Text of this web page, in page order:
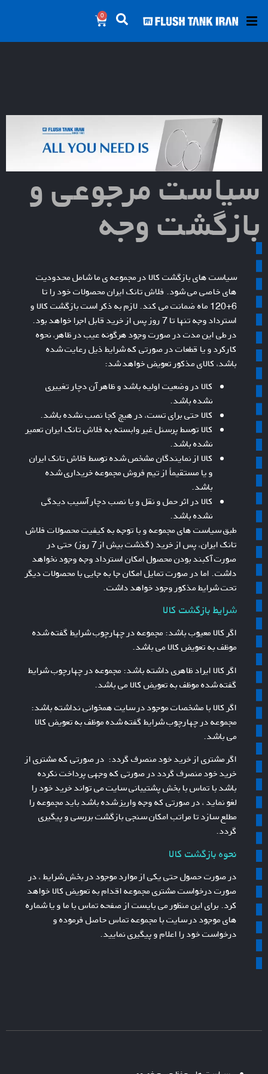
0
سیاست مرجوعی و
بازگشت وجه
سیاست های بازگشت کالا در مجموعه ی ما شامل محدودیت
های خاصی می شود. فلاش تانک ایران محصولات خود را تا
6+120 ماه ضمانت می کند. لازم به ذکر است بازگشت کالا و
استرداد وجه تنها تا 7 روز پس از خرید قابل اجرا خواهد بود.
در طی این مدت در صورت وجود هرگونه عیب در ظاهر، نحوه
کارکرد و یا قطعات در صورتی که شرایط ذیل رعایت شده
باشد، کالای مذکور تعویض خواهد شد:
کالا در وضعیت اولیه باشد و ظاهر آن دچار تغییری
نشده باشد.
کالا حتی برای تست، در هیچ کجا نصب نشده باشد.
کالا توسط پرسنل غیر وابسته به فلاش تانک ایران تعمیر
نشده باشد.
کالا از نمایندگان مشخص شده توسط فلاش تانک ایران
و یا مستقیماً از تیم فروش مجموعه خریداری شده
باشد.
کالا در اثر حمل و نقل و یا نصب دچار آسیب دیدگی
نشده باشد.
طبق سیاست های مجموعه و با توجه به کیفیت محصولات فلاش
تانک ایران، پس از خرید (گذشت بیش از 7 روز) حتی در
صورت آکبند بودن محصول امکان استرداد وجه وجود نخواهد
داشت. اما در صورت تمایل امکان جا به جایی با محصولات دیگر
تحت شرایط مذکور وجود خواهد داشت.
شرایط بازگشت کالا
اگر کالا معیوب باشد: مجموعه در چهارچوب شرایط گفته شده
موظف به تعویض کالا می باشد.
اگر کالا ایراد ظاهری داشته باشد: مجموعه در چهارچوب شرایط
گفته شده موظف به تعویض کالا می باشد.
اگر کالا با مشخصات موجود در سایت همخوانی نداشته باشد:
مجموعه در چهارچوب شرایط گفته شده موظف به تعویض کالا
می باشد.
اگر مشتری از خرید خود منصرف گردد: در صورتی که مشتری از
خرید خود منصرف گردد در صورتی که وجهی پرداخت نکرده
باشد با تماس با بخش پشتیبانی سایت می تواند خرید خود را
لغو نماید ، در صورتی که وجه واریز شده باشد باید مجموعه را
مطلع سازد تا مراتب امکان سنجی بازگشت بررسی و پیگیری
گردد.
نحوه بازگشت کالا
در صورت حصول حتی یکی از موارد موجود در بخش شرایط ، در
صورت درخواست مشتری مجموعه اقدام به تعویض کالا خواهد
کرد. برای این منظور می بایست از صفحه تماس با ما و یا شماره
های موجود در سایت با مجموعه تماس حاصل فرموده و
درخواست خود را اعلام و پیگیری نمایید.